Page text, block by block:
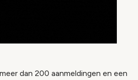
dan 200 aanmeldingen en een